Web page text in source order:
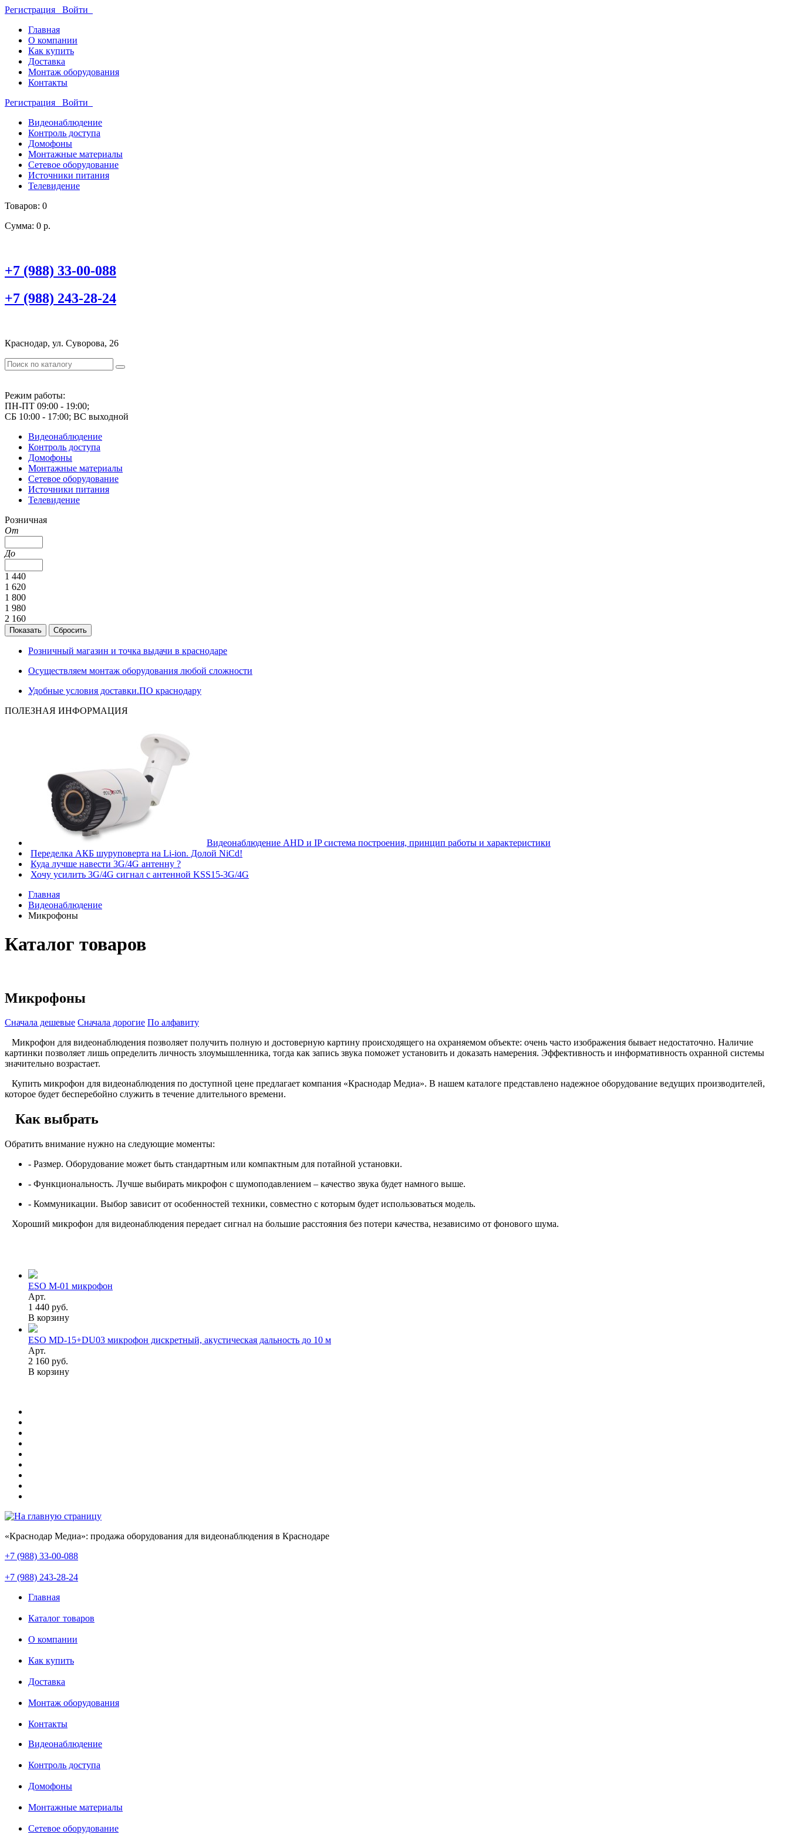
Регистрация Войти
Главная
О компании
Как купить
Доставка
Монтаж оборудования
Контакты
Регистрация Войти
Видеонаблюдение
Контроль доступа
Домофоны
Монтажные материалы
Сетевое оборудование
Источники питания
Телевидение
Товаров: 0
Сумма: 0 р.
+7 (988) 33-00-088
+7 (988) 243-28-24
Краснодар, ул. Суворова, 26
Режим работы:
ПН-ПТ 09:00 - 19:00;
СБ 10:00 - 17:00; ВС выходной
Видеонаблюдение
Контроль доступа
Домофоны
Монтажные материалы
Сетевое оборудование
Источники питания
Телевидение
Розничная
От
До
1 440
1 620
1 800
1 980
2 160
Розничный магазин и точка выдачи в краснодаре
Осуществляем монтаж оборудования любой сложности
Удобные условия доставки.ПО краснодару
ПОЛЕЗНАЯ ИНФОРМАЦИЯ
Видеонаблюдение AHD и IP система построения, принцип работы и характеристики
Переделка АКБ шуруповерта на Li-ion. Долой NiCd!
Куда лучше навести 3G/4G антенну ?
Хочу усилить 3G/4G сигнал с антенной KSS15-3G/4G
Главная
Видеонаблюдение
Микрофоны
Каталог товаров
Микрофоны
Сначала дешевые Сначала дорогие По алфавиту
Микрофон для видеонаблюдения позволяет получить полную и достоверную картину происходящего на охраняемом объекте: очень часто изображения бывает недостаточно. Наличие
картинки позволяет лишь определить личность злоумышленника, тогда как запись звука поможет установить и доказать намерения. Эффективность и информативность охранной системы
значительно возрастает.
Купить микрофон для видеонаблюдения по доступной цене предлагает компания «Краснодар Медиа». В нашем каталоге представлено надежное оборудование ведущих производителей,
которое будет бесперебойно служить в течение длительного времени.
Как выбрать
Обратить внимание нужно на следующие моменты:
- Размер. Оборудование может быть стандартным или компактным для потайной установки.
- Функциональность. Лучше выбирать микрофон с шумоподавлением – качество звука будет намного выше.
- Коммуникации. Выбор зависит от особенностей техники, совместно с которым будет использоваться модель.
Хороший микрофон для видеонаблюдения передает сигнал на большие расстояния без потери качества, независимо от фонового шума.
ESO M-01 микрофон
Арт.
1 440 руб.
В корзину
ESO MD-15+DU03 микрофон дискретный, акустическая дальность до 10 м
Арт.
2 160 руб.
В корзину
«Краснодар Медиа»: продажа оборудования для видеонаблюдения в Краснодаре
+7 (988) 33-00-088
+7 (988) 243-28-24
Главная
Каталог товаров
О компании
Как купить
Доставка
Монтаж оборудования
Контакты
Видеонаблюдение
Контроль доступа
Домофоны
Монтажные материалы
Сетевое оборудование